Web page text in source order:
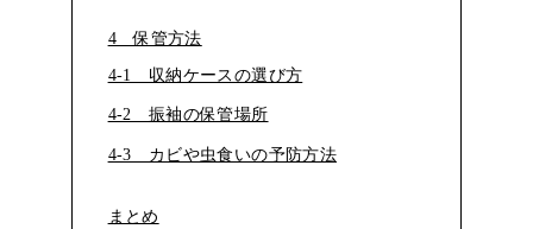
4 保管方法
4-1 収納ケースの選び方
4-2 振袖の保管場所
4-3 カビや虫食いの予防方法
まとめ